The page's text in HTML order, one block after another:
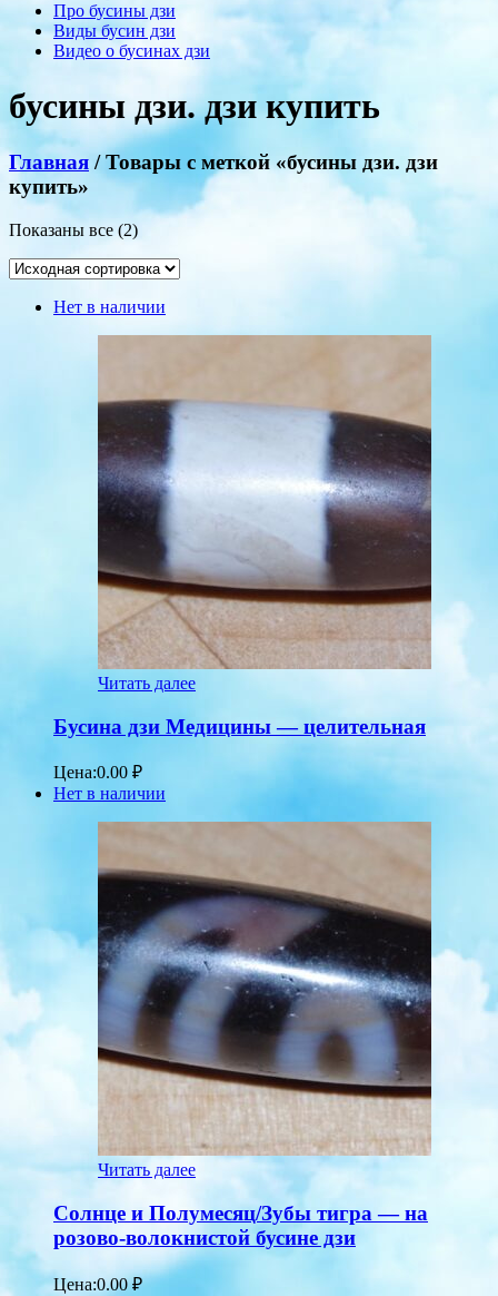
Про бусины дзи
Виды бусин дзи
Видео о бусинах дзи
бусины дзи. дзи купить
Главная / Товары с меткой «бусины дзи. дзи
купить»
Показаны все (2)
Нет в наличии
Читать далее
Бусина дзи Медицины — целительная
Цена:0.00 ₽
Нет в наличии
Читать далее
Солнце и Полумесяц/Зубы тигра — на
розово-волокнистой бусине дзи
Цена:0.00₽